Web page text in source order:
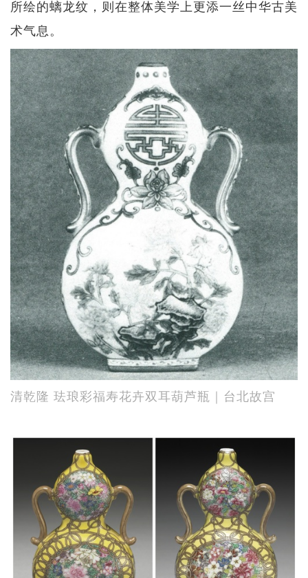
所绘的螭龙纹，则在整体美学上更添一丝中华古美
术气息。
清乾隆 珐琅彩福寿花卉双耳葫芦瓶｜台北故宫